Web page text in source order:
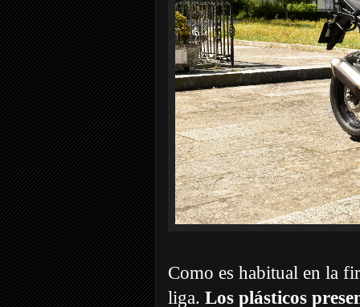
Como es habitual en la
liga. Los plásticos